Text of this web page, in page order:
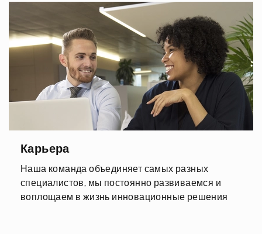
Карьера
Наша команда объединяет самых разных
специалистов, мы постоянно развиваемся и
воплощаем в жизнь инновационные решения